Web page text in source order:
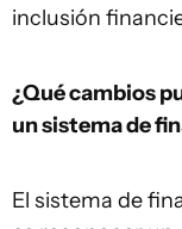
inclusión
¿Qué cambios
un sistema de
El sistema de